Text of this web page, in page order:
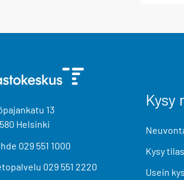
13
Helsinki
029 551 1000
029 551 2220
Kysy
Kysy
Usein